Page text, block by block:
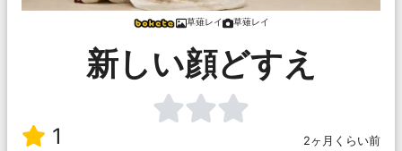
草薙レイ 草薙レイ
新しい顔どすえ
1
2ヶ月くらい前